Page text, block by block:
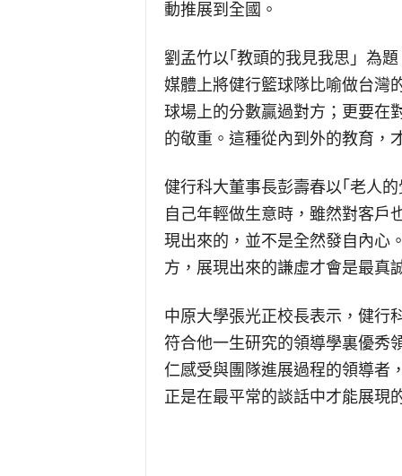
動推展到全國。
劉孟竹以｢教頭的我見我思」為
媒體上將健行籃球隊比喻做台灣
球場上的分數贏過對方；更要在
的敬重。這種從內到外的教育，
健行科大董事長彭壽春以｢老人
自己年輕做生意時，雖然對客戶
現出來的，並不是全然發自內心
方，展現出來的謙虛才會是最真
中原大學張光正校長表示，健行
符合他一生研究的領導學裏優秀
仁感受與團隊進展過程的領導者
正是在最平常的談話中才能展現